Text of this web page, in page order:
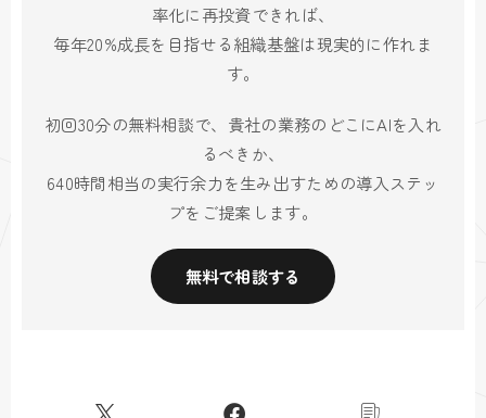
率化に再投資できれば、
毎年20%成長を目指せる組織基盤は現実的に作れま
す。
初回30分の無料相談で、貴社の業務のどこにAIを入れ
るべきか、
640時間相当の実行余力を生み出すための導入ステッ
プをご提案します。
無料で相談する